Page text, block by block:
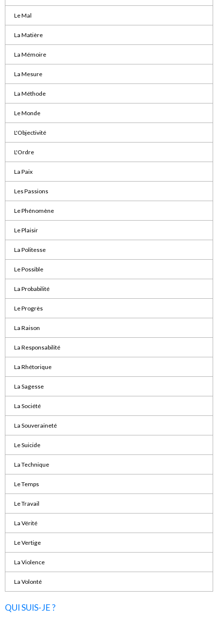
Le Mal
La Matière
La Mémoire
La Mesure
La Méthode
Le Monde
L'Objectivité
L'Ordre
La Paix
Les Passions
Le Phénomène
Le Plaisir
La Politesse
Le Possible
La Probabilité
Le Progrès
La Raison
La Responsabilité
La Rhétorique
La Sagesse
La Société
La Souveraineté
Le Suicide
La Technique
Le Temps
Le Travail
La Vérité
Le Vertige
La Violence
La Volonté
QUI SUIS-JE ?